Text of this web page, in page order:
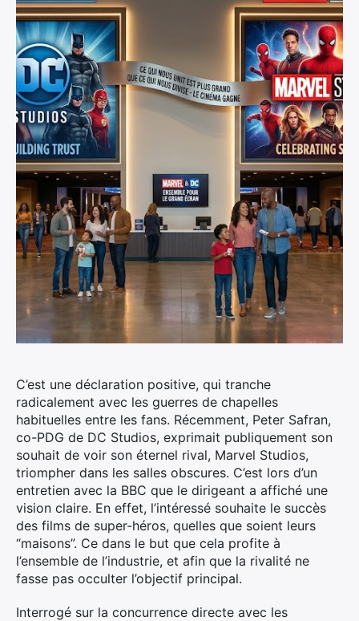
C’est une déclaration positive, qui tranche
radicalement avec les guerres de chapelles
habituelles entre les fans. Récemment, Peter Safran,
co-PDG de DC Studios, exprimait publiquement son
souhait de voir son éternel rival, Marvel Studios,
triompher dans les salles obscures. C’est lors d’un
entretien avec la BBC que le dirigeant a affiché une
vision claire. En effet, l’intéressé souhaite le succès
des films de super-héros, quelles que soient leurs
“maisons”. Ce dans le but que cela profite à
l’ensemble de l’industrie, et afin que la rivalité ne
fasse pas occulter l’objectif principal.
Interrogé sur la concurrence directe avec les